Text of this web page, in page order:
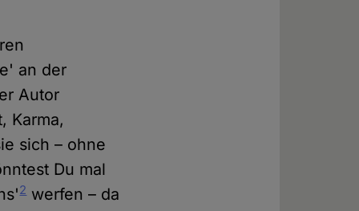
an der
Autor
Karma,
sich – ohne
Du mal
2werfen – da